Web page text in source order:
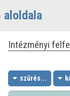
aloldala
Intézményi
szűrés...